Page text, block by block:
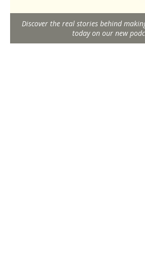
Discover the real stories behind
today on our new